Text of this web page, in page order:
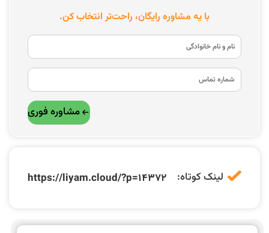
با یه مشاوره رایگان، راحت‌تر انتخاب کن.
مشاوره فوری
لینک کوتاه: https://liyam.cloud/?p=14372